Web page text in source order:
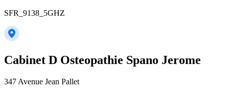
SFR_9138_5GHZ
Cabinet D Osteopathie Spano Jerome
347 Avenue Jean Pallet